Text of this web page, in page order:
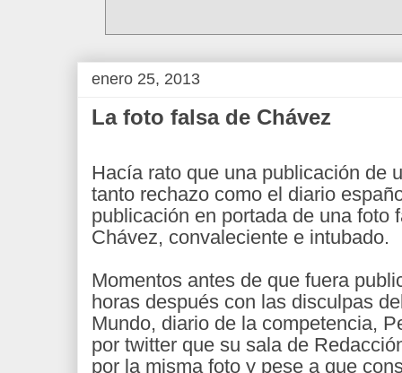
enero 25, 2013
La foto falsa de Chávez
Hacía rato que una publicación de
tanto rechazo como el diario
publicación en portada de una foto
Chávez, convaleciente e intubado.
Momentos antes de que fuera
horas después con las disculpas
Mundo, diario de la competencia,
por twitter que su sala de
por la misma foto y pese a que